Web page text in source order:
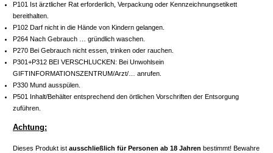
P101 Ist ärztlicher Rat erforderlich, Verpackung oder Kennzeichnungsetikett
bereithalten.
P102 Darf nicht in die Hände von Kindern gelangen.
P264 Nach Gebrauch … gründlich waschen.
P270 Bei Gebrauch nicht essen, trinken oder rauchen.
P301+P312 BEI VERSCHLUCKEN: Bei Unwohlsein
GIFTINFORMATIONSZENTRUM/Arzt/… anrufen.
P330 Mund ausspülen.
P501 Inhalt/Behälter entsprechend den örtlichen Vorschriften der Entsorgung
zuführen.
Achtung:
Dieses Produkt ist ausschließlich für Personen ab 18 Jahren bestimmt! Bewahre